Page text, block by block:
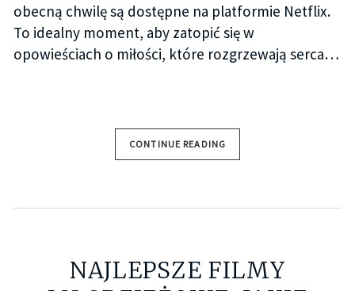
obecną chwilę są dostępne na platformie Netflix.
To idealny moment, aby zatopić się w
opowieściach o miłości, które rozgrzewają serca…
CONTINUE READING
NAJLEPSZE FILMY